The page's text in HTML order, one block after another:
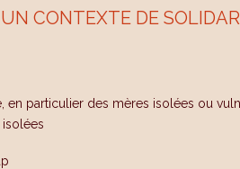
CONTEXTE DE
en particulier des mères isolées ou